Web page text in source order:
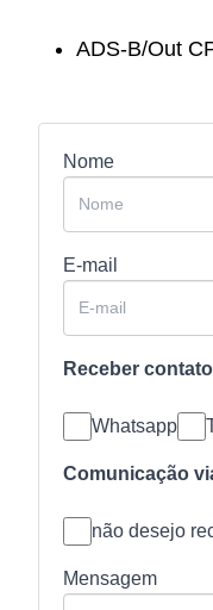
ADS-B/Out
Nome
E-mail
Receber
Whatsapp
Comunicação
não desejo
Mensagem